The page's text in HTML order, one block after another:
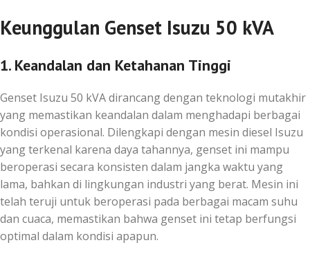
Keunggulan Genset Isuzu 50 kVA
1. Keandalan dan Ketahanan Tinggi
Genset Isuzu 50 kVA dirancang dengan teknologi mutakhir
yang memastikan keandalan dalam menghadapi berbagai
kondisi operasional. Dilengkapi dengan mesin diesel Isuzu
yang terkenal karena daya tahannya, genset ini mampu
beroperasi secara konsisten dalam jangka waktu yang
lama, bahkan di lingkungan industri yang berat. Mesin ini
telah teruji untuk beroperasi pada berbagai macam suhu
dan cuaca, memastikan bahwa genset ini tetap berfungsi
optimal dalam kondisi apapun.